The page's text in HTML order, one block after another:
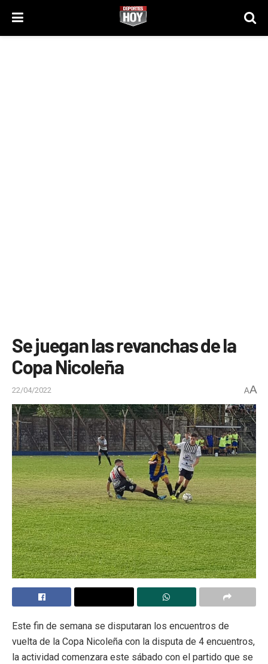
Se juegan las revanchas de la
Copa Nicoleña
22/04/2022 AA
Este fin de semana se disputaran los encuentros de
vuelta de la Copa Nicoleña con la disputa de 4 encuentros,
la actividad comenzara este sábado con el partido que se